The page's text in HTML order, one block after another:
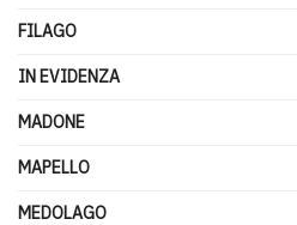
FILAGO
IN EVIDENZA
MADONE
MAPELLO
MEDOLAGO